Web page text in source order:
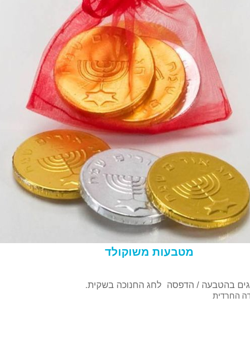
מטבעות משוקולד
בהטבעה / הדפסה לחג החנוכה בשקית.
החרדית